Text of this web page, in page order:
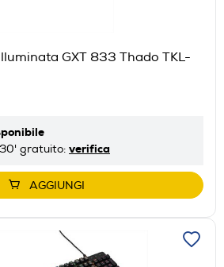
GXT 833 Thado TKL-
gratuito: verifica
AGGIUNGI